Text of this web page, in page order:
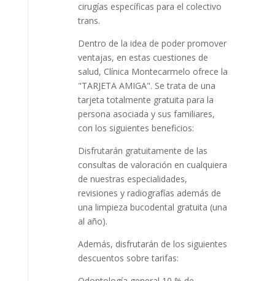
cirugías específicas para el colectivo
trans.
Dentro de la idea de poder promover
ventajas, en estas cuestiones de
salud, Clínica Montecarmelo ofrece la
"TARJETA AMIGA". Se trata de una
tarjeta totalmente gratuita para la
persona asociada y sus familiares,
con los siguientes beneficios:
Disfrutarán gratuitamente de las
consultas de valoración en cualquiera
de nuestras especialidades,
revisiones y radiografías además de
una limpieza bucodental gratuita (una
al año).
Además, disfrutarán de los siguientes
descuentos sobre tarifas: